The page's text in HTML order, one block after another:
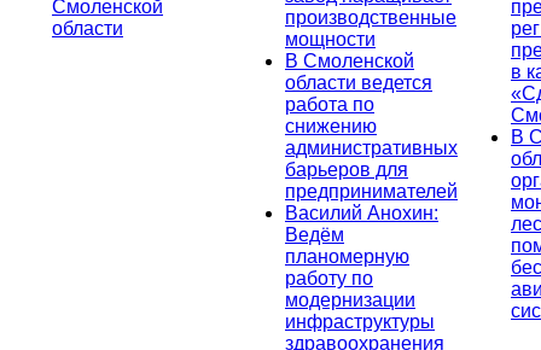
Смоленской
области
производственные
мощности
В Смоленской
области ведется
работа по
снижению
административных
барьеров для
предпринимателей
Василий Анохин:
Ведём
планомерную
работу по
модернизации
инфраструктуры
здравоохранения
в
В